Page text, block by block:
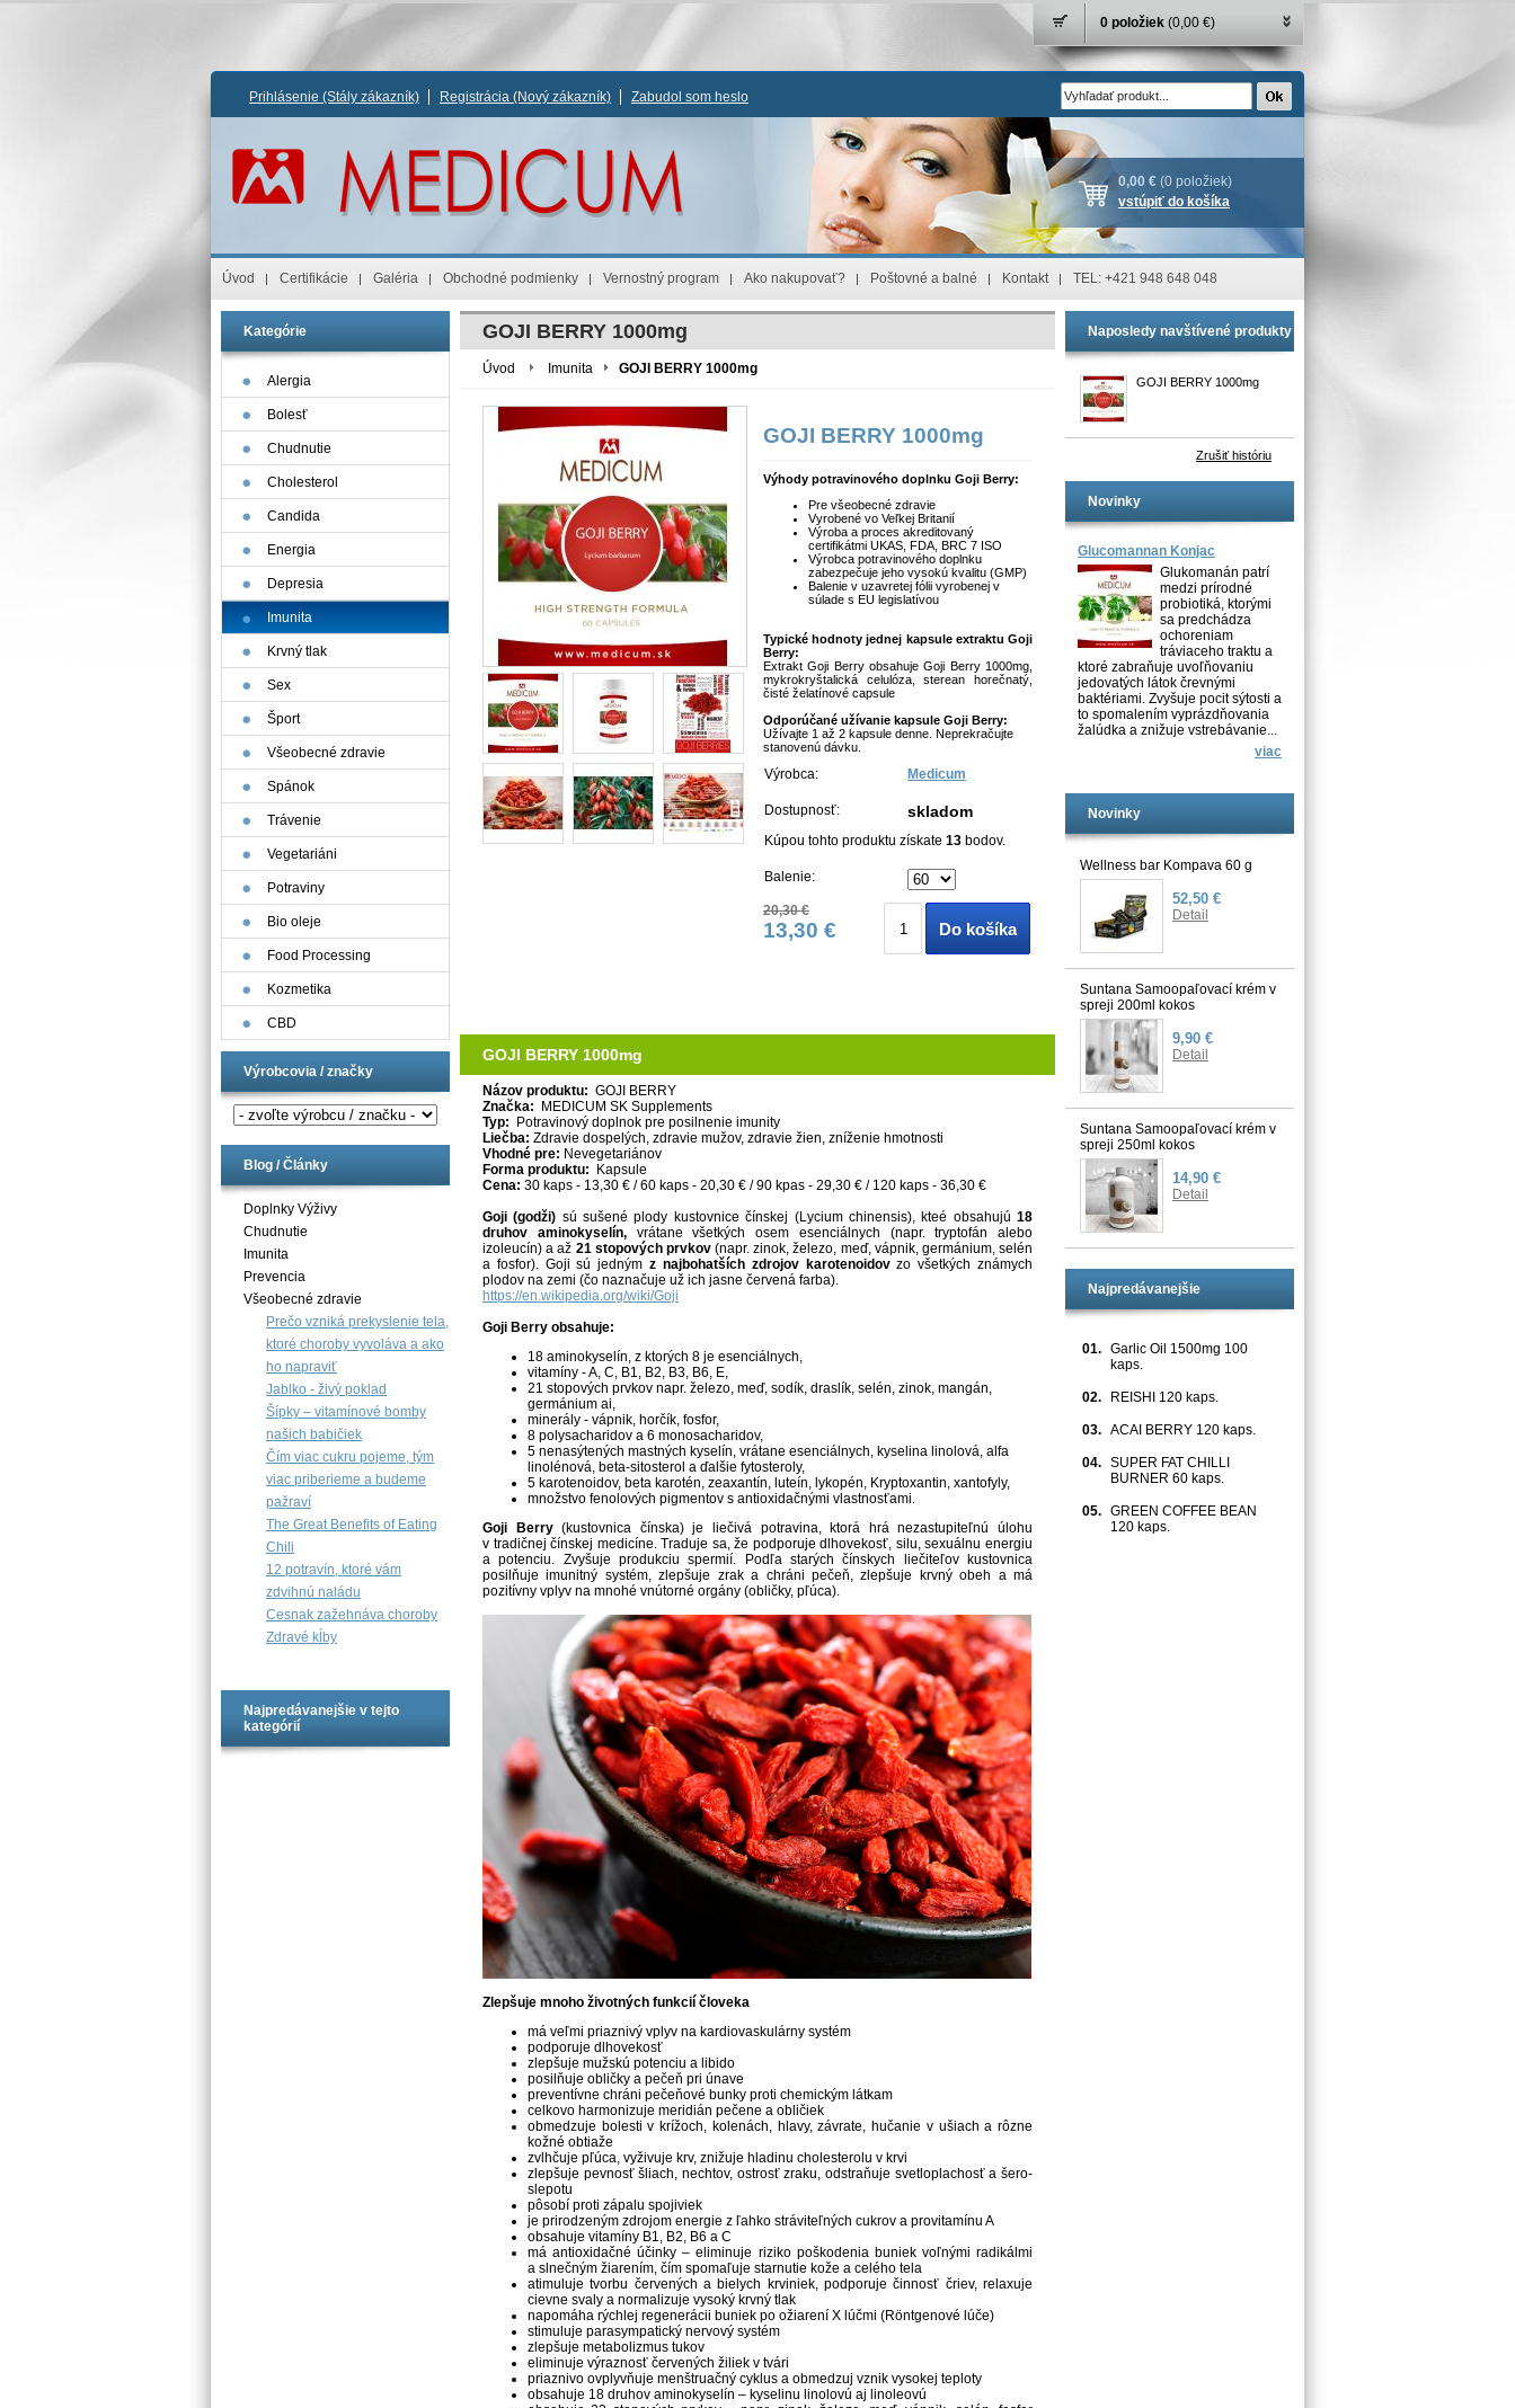
0 položiek (0,00 €)
Prihlásenie (Stály zákazník) Registrácia (Nový zákazník) Zabudol som heslo
0,00 € (0 položiek)
vstúpiť do košíka
Úvod Certifikácie Galéria Obchodné podmienky Vernostný program Ako nakupovať? Poštovné a balné Kontakt TEL: +421 948 648 048
Kategórie
Alergia
Bolesť
Chudnutie
Cholesterol
Candida
Energia
Depresia
Imunita
Krvný tlak
Sex
Šport
Všeobecné zdravie
Spánok
Trávenie
Vegetariáni
Potraviny
Bio oleje
Food Processing
Kozmetika
CBD
Výrobcovia / značky
Blog / Články
Doplnky Výživy
Chudnutie
Imunita
Prevencia
Všeobecné zdravie
Prečo vzniká prekyslenie tela,
ktoré choroby vyvoláva a ako
ho napraviť
Jablko - živý poklad
Šípky – vitamínové bomby
našich babičiek
Čím viac cukru pojeme, tým
viac priberieme a budeme
pažraví
The Great Benefits of Eating
Chili
12 potravín, ktoré vám
zdvihnú naládu
Cesnak zažehnáva choroby
Zdravé kĺby
Najpredávanejšie v tejto
kategórií
GOJI BERRY 1000mg
Úvod Imunita GOJI BERRY 1000mg
GOJI BERRY 1000mg
Výhody potravinového doplnku Goji Berry:
Pre všeobecné zdravie
Vyrobené vo Veľkej Britanií
Výroba a proces akreditovaný
certifikátmi UKAS, FDA, BRC 7 ISO
Výrobca potravinového doplnku
zabezpečuje jeho vysokú kvalitu (GMP)
Balenie v uzavretej fólii vyrobenej v
súlade s EU legislatívou
Typické hodnoty jednej kapsule extraktu Goji
Berry:
Extrakt Goji Berry obsahuje Goji Berry 1000mg,
mykrokryštalická celulóza, sterean horečnatý,
čisté želatínové capsule
Odporúčané užívanie kapsule Goji Berry:
Užívajte 1 až 2 kapsule denne. Neprekračujte
stanovenú dávku.
Výrobca: Medicum
Dostupnosť: skladom
Kúpou tohto produktu získate 13 bodov.
Balenie:
20,30 €
13,30 € Do košíka
GOJI BERRY 1000mg
Názov produktu: GOJI BERRY
Značka: MEDICUM SK Supplements
Typ: Potravinový doplnok pre posilnenie imunity
Liečba: Zdravie dospelých, zdravie mužov, zdravie žien, zníženie hmotnosti
Vhodné pre: Nevegetariánov
Forma produktu: Kapsule
Cena: 30 kaps - 13,30 € / 60 kaps - 20,30 € / 90 kpas - 29,30 € / 120 kaps - 36,30 €
Goji (godži) sú sušené plody kustovnice čínskej (Lycium chinensis), kteé obsahujú18
druhov aminokyselín,vrátane všetkých osem esenciálnych (napr. tryptofán alebo
izoleucín) a až 21 stopových prvkov(napr. zinok, železo, meď, vápnik, germánium, selén
a fosfor). Goji sú jednýmz najbohatších zdrojov karotenoidovzo všetkých známych
plodov na zemi (čo naznačuje už ich jasne červená farba).
https://en.wikipedia.org/wiki/Goji
Goji Berry obsahuje:
18 aminokyselín, z ktorých 8 je esenciálnych,
vitamíny - A, C, B1, B2, B3, B6, E,
21 stopových prvkov napr. železo, meď, sodík, draslík, selén, zinok, mangán,
germánium ai,
minerály - vápnik, horčík, fosfor,
8 polysacharidov a 6 monosacharidov,
5 nenasýtených mastných kyselín, vrátane esenciálnych, kyselina linolová, alfa
linolénová, beta-sitosterol a ďalšie fytosteroly,
5 karotenoidov, beta karotén, zeaxantín, luteín, lykopén, Kryptoxantin, xantofyly,
množstvo fenolových pigmentov s antioxidačnými vlastnosťami.
Goji Berry(kustovnica čínska) je liečivá potravina, ktorá hrá nezastupiteľnú úlohu
v tradičnej čínskej medicíne. Traduje sa, že podporuje dlhovekosť, silu, sexuálnu energiu
a potenciu. Zvyšuje produkciu spermií. Podľa starých čínskych liečiteľov kustovnica
posilňuje imunitný systém, zlepšuje zrak a chráni pečeň, zlepšuje krvný obeh a má
pozitívny vplyv na mnohé vnútorné orgány (obličky, pľúca).
Zlepšuje mnoho životných funkcií človeka
má veľmi priaznivý vplyv na kardiovaskulárny systém
podporuje dlhovekosť
zlepšuje mužskú potenciu a libido
posilňuje obličky a pečeň pri únave
preventívne chráni pečeňové bunky proti chemickým látkam
celkovo harmonizuje meridián pečene a obličiek
obmedzuje bolesti v krížoch, kolenách, hlavy, závrate, hučanie v ušiach a rôzne
kožné obtiaže
zvlhčuje pľúca, vyživuje krv, znižuje hladinu cholesterolu v krvi
zlepšuje pevnosť šliach, nechtov, ostrosť zraku, odstraňuje svetloplachosť a šero-
slepotu
pôsobí proti zápalu spojiviek
je prirodzeným zdrojom energie z ľahko stráviteľných cukrov a provitamínu A
obsahuje vitamíny B1, B2, B6 a C
má antioxidačné účinky – eliminuje riziko poškodenia buniek voľnými radikálmi
a slnečným žiarením, čím spomaľuje starnutie kože a celého tela
atimuluje tvorbu červených a bielych krviniek, podporuje činnosť čriev, relaxuje
cievne svaly a normalizuje vysoký krvný tlak
napomáha rýchlej regenerácii buniek po ožiarení X lúčmi (Röntgenové lúče)
stimuluje parasympatický nervový systém
zlepšuje metabolizmus tukov
eliminuje výraznosť červených žiliek v tvári
priaznivo ovplyvňuje menštruačný cyklus a obmedzuj vznik vysokej teploty
obsahuje 18 druhov aminokyselín – kyselinu linolovú aj linoleovú
Naposledy navštívené produkty
GOJI BERRY 1000mg
Zrušiť históriu
Novinky
Glucomannan Konjac
Glukomanán patrí
medzi prírodné
probiotiká, ktorými
sa predchádza
ochoreniam
tráviaceho traktu a
ktoré zabraňuje uvoľňovaniu
jedovatých látok črevnými
baktériami. Zvyšuje pocit sýtosti a
to spomalením vyprázdňovania
žalúdka a znižuje vstrebávanie...
viac
Novinky
Wellness bar Kompava 60 g
52,50 €
Detail
Suntana Samoopaľovací krém v
spreji 200ml kokos
9,90 €
Detail
Suntana Samoopaľovací krém v
spreji 250ml kokos
14,90 €
Detail
Najpredávanejšie
01. Garlic Oil 1500mg 100
kaps.
02. REISHI 120 kaps.
03. ACAI BERRY 120 kaps.
04. SUPER FAT CHILLI
BURNER 60 kaps.
05. GREEN COFFEE BEAN
120 kaps.